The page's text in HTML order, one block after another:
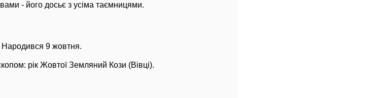
- його досьє з усіма таємницями.
9 жовтня.
рік Жовтої Земляний Кози (Вівці).